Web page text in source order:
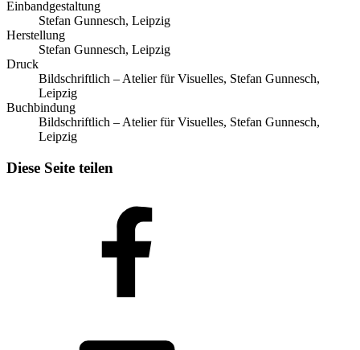
Einbandgestaltung
Stefan Gunnesch, Leipzig
Herstellung
Stefan Gunnesch, Leipzig
Druck
Bildschriftlich – Atelier für Visuelles, Stefan Gunnesch,
Leipzig
Buchbindung
Bildschriftlich – Atelier für Visuelles, Stefan Gunnesch,
Leipzig
Diese Seite teilen